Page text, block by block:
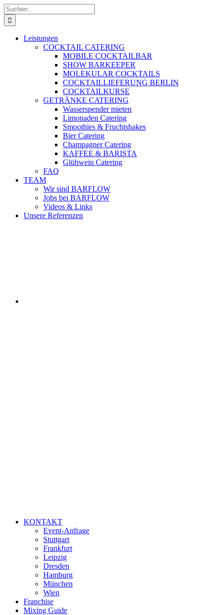
Zum
Inhalt
springen
Suche
nach:
Leistungen
COCKTAIL CATERING
MOBILE COCKTAILBAR
SHOW BARKEEPER
MOLEKULAR COCKTAILS
COCKTAILLIEFERUNG BERLIN
COCKTAILKURSE
GETRÄNKE CATERING
Wasserspender mieten
Limonaden Catering
Smoothies & Fruchtshakes
Bier Catering
Champagner Catering
KAFFEE & BARISTA
Glühwein Catering
FAQ
TEAM
Wir sind BARFLOW
Jobs bei BARFLOW
Videos & Links
Unsere Referenzen
KONTAKT
Event-Anfrage
Stuttgart
Frankfurt
Leipzig
Dresden
Hamburg
München
Wien
Franchise
Mixing Guide